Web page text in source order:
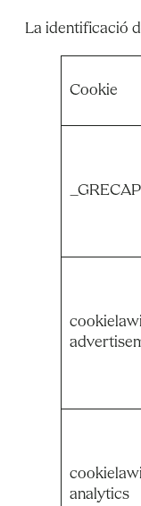
La identificació
Cookie
analytics